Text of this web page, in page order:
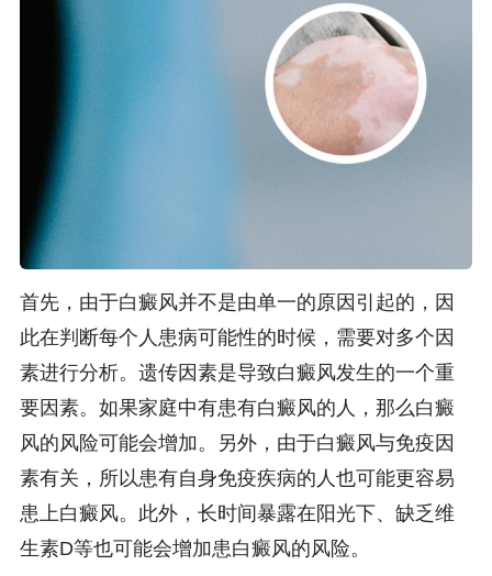
首先，由于白癜风并不是由单一的原因引起的，因
此在判断每个人患病可能性的时候，需要对多个因
素进行分析。遗传因素是导致白癜风发生的一个重
要因素。如果家庭中有患有白癜风的人，那么白癜
风的风险可能会增加。另外，由于白癜风与免疫因
素有关，所以患有自身免疫疾病的人也可能更容易
患上白癜风。此外，长时间暴露在阳光下、缺乏维
生素D等也可能会增加患白癜风的风险。